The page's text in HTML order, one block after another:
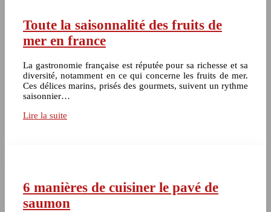
Toute la saisonnalité des fruits de
mer en france
La gastronomie française est réputée pour sa richesse et sa
diversité, notamment en ce qui concerne les fruits de mer.
Ces délices marins, prisés des gourmets, suivent un rythme
saisonnier…
Lire la suite
6 manières de cuisiner le pavé de
saumon